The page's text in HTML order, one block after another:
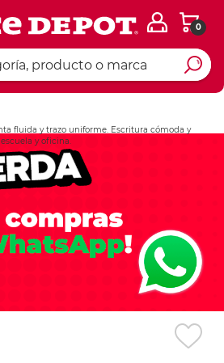
0
fluida y trazo uniforme. Escritura cómoda y
y oficina.
Ingresar Codigo